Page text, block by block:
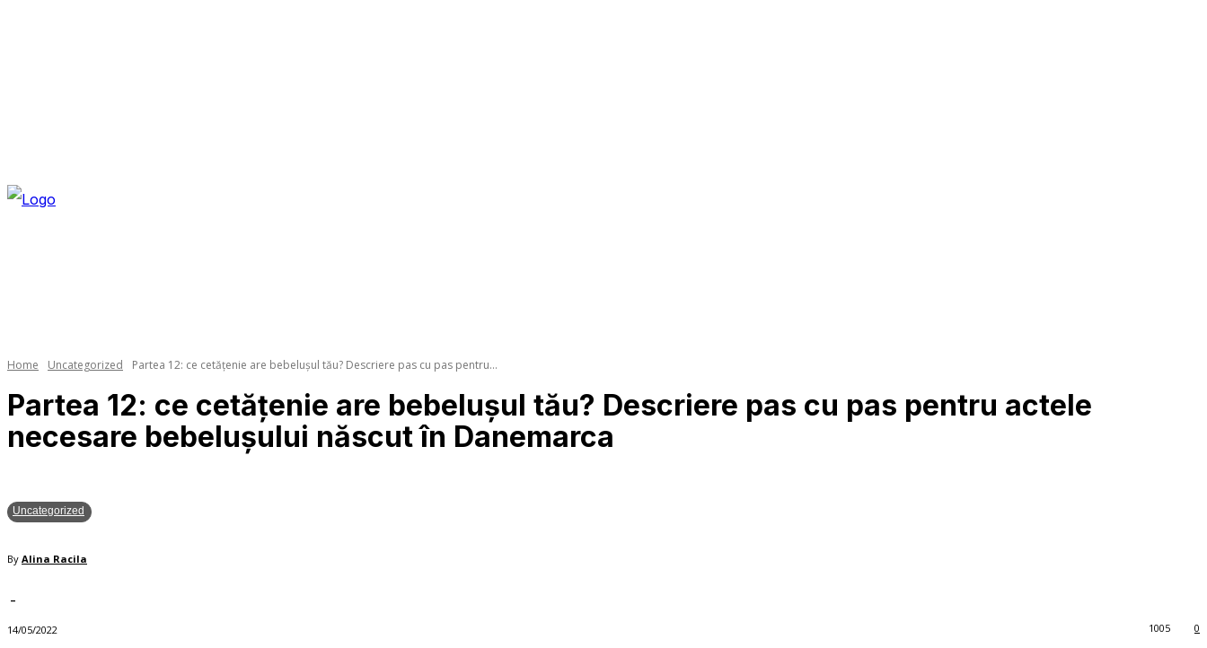
Home Uncategorized Partea 12: ce cetățenie are bebelușul tău? Descriere pas cu pas pentru...
Partea 12: ce cetățenie are bebelușul tău? Descriere pas cu pas pentru actele
necesare bebelușului născut în Danemarca
Uncategorized
By Alina Racila
-
14/05/2022 0
1005